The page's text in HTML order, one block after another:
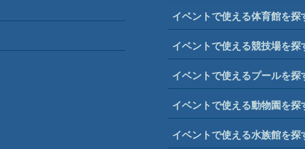
イベントで使える体育館を探
イベントで使える競技場を探
イベントで使えるプールを探
イベントで使える動物園を探
イベントで使える水族館を探